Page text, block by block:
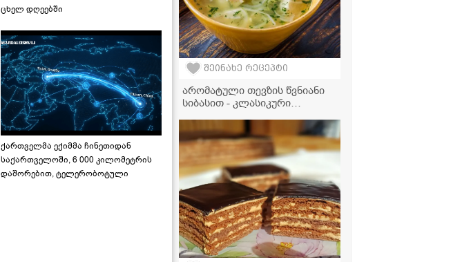
ცხელ დღეებში
ქართველმა ექიმმა ჩინეთიდან
საქართველოში, 6 000 კილომეტრის
დაშორებით, ტელერობოტული
შეინახე რეცეპტი
არომატული თევზის წვნიანი
სიბასით - კლასიკური